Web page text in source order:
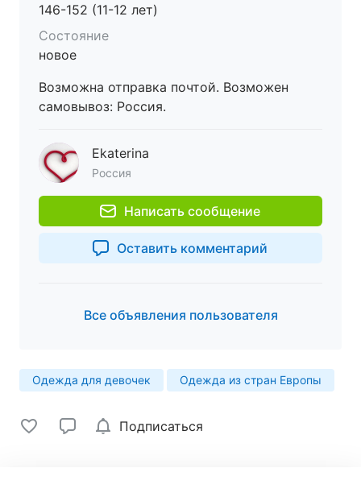
146-152 (11-12 лет)
Состояние
новое
Возможна отправка почтой. Возможен
самовывоз: Россия.
Ekaterina
Россия
Написать сообщение
Оставить комментарий
Все объявления пользователя
Одежда для девочек Одежда из стран Европы
Подписаться